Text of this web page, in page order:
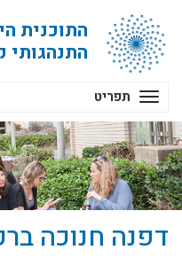
התוכנית
התנהגותי
תפריט
דפנה חנוכה